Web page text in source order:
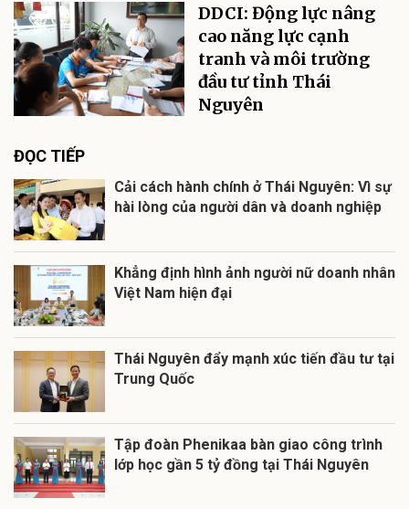
DDCI: Động lực nâng
cao năng lực cạnh
tranh và môi trường
đầu tư tỉnh Thái
Nguyên
ĐỌC TIẾP
Cải cách hành chính ở Thái Nguyên: Vì sự
hài lòng của người dân và doanh nghiệp
Khẳng định hình ảnh người nữ doanh nhân
Việt Nam hiện đại
Thái Nguyên đẩy mạnh xúc tiến đầu tư tại
Trung Quốc
Tập đoàn Phenikaa bàn giao công trình
lớp học gần 5 tỷ đồng tại Thái Nguyên